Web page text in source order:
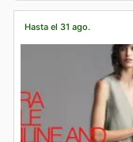
Hasta el 31 ago.